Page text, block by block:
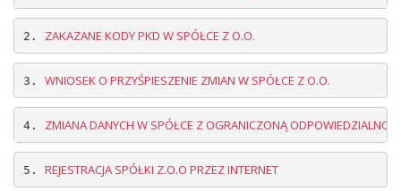
2. ZAKAZANE KODY PKD W SPÓŁCE Z O.O.
3.
4. ZMIANA DANYCH W SPÓŁCE Z OGRANICZONĄ
5. REJESTRACJA SPÓŁKI Z.O.O PRZEZ INTERNET